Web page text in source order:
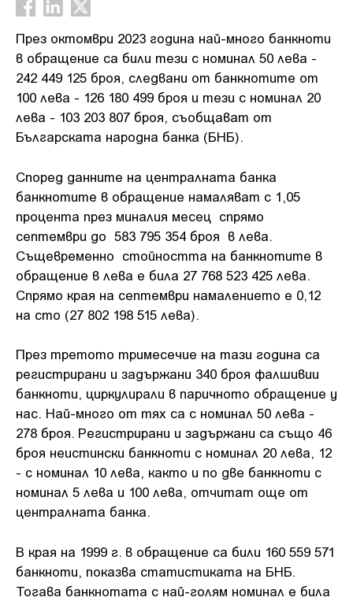
През октомври 2023 година най-много банкноти
в обращение са били тези с номинал 50 лева -
242 449 125 броя, следвани от банкнотите от
100 лева - 126 180 499 броя и тези с номинал 20
лева - 103 203 807 броя, съобщават от
Българската народна банка (БНБ).
Според данните на централната банка
банкнотите в обращение намаляват с 1,05
процента през миналия месец спрямо
септември до 583 795 354 броя в лева.
Същевременно стойността на банкнотите в
обращение в лева е била 27 768 523 425 лева.
Спрямо края на септември намалението е 0,12
на сто (27 802 198 515 лева).
През третото тримесечие на тази година са
регистрирани и задържани 340 броя фалшивии
банкноти, циркулирали в паричното обращение у
нас. Най-много от тях са с номинал 50 лева -
278 броя. Регистрирани и задържани са също 46
броя неистински банкноти с номинал 20 лева, 12
- с номинал 10 лева, както и по две банкноти с
номинал 5 лева и 100 лева, отчитат още от
централната банка.
В края на 1999 г. в обращение са били 160 559 571
банкноти, показва статистиката на БНБ.
Тогава банкнотата с най-голям номинал е била